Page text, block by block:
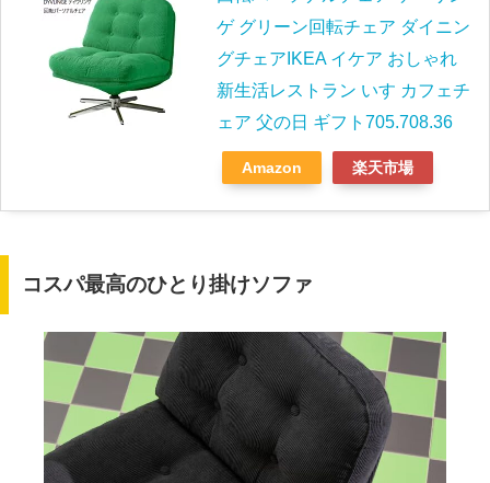
ゲ グリーン回転チェア ダイニン
グチェアIKEA イケア おしゃれ
新生活レストラン いす カフェチ
ェア 父の日 ギフト705.708.36
Amazon 楽天市場
コスパ最高のひとり掛けソファ